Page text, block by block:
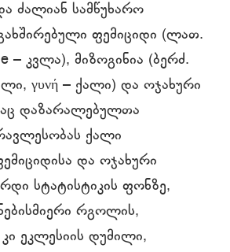
ძალიან სამწუხარო
ფემიციდი (ლათ.
– კვლა), მიზოგინია (ბერძ.
γυνή – ქალი) და ოჯახური
დაზარალებულთა
ქალი
და ოჯახური
სტატისტიკის ფონზე,
რგოლის,
ეკლესიის დუმილი,